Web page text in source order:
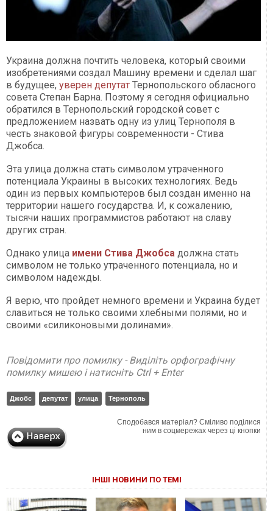
Украина должна почтить человека, который своими
изобретениями создал Машину времени и сделал шаг
в будущее, уверен депутат Тернопольского обласного
совета Степан Барна. Поэтому я сегодня официально
обратился в Тернопольский городской совет с
предложением назвать одну из улиц Тернополя в
честь знаковой фигуры современности - Стива
Джобса.
Эта улица должна стать символом утраченного
потенциала Украины в высоких технологиях. Ведь
один из первых компьютеров был создан именно на
территории нашего государства. И, к ​​сожалению,
тысячи наших программистов работают на славу
других стран.
Однако улица имени Стива Джобса должна стать
символом не только утраченного потенциала, но и
символом надежды.
Я верю, что пройдет немного времени и Украина будет
славиться не только своими хлебными полями, но и
своими «силиконовыми долинами».
Повідомити про помилку - Виділіть орфографічну
помилку мишею і натисніть Ctrl + Enter
Джобс депутат улица Тернополь
Сподобався матеріал? Сміливо поділися
ним в соцмережах через ці кнопки
ІНШІ НОВИНИ ПО ТЕМІ